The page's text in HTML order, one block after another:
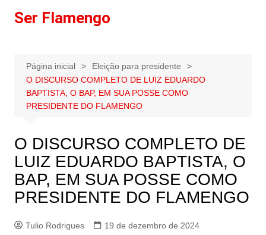
paraSer Flamengo
Página inicial
Eleição para presidente
O DISCURSO COMPLETO DE LUIZ EDUARDO
BAPTISTA, O BAP, EM SUA POSSE COMO
PRESIDENTE DO FLAMENGO
O DISCURSO COMPLETO DE
LUIZ EDUARDO BAPTISTA, O
BAP, EM SUA POSSE COMO
PRESIDENTE DO FLAMENGO
Tulio Rodrigues
19 de dezembro de 2024